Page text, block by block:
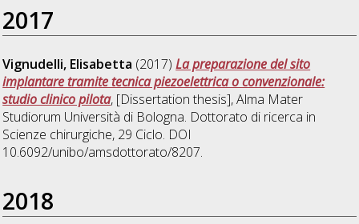
2017
Vignudelli, Elisabetta (2017)La preparazione del sito
implantare tramite tecnica piezoelettrica o convenzionale:
studio clinico pilota, [Dissertation thesis], Alma Mater
Studiorum Università di Bologna. Dottorato di ricerca in
Scienze chirurgiche, 29 Ciclo. DOI
10.6092/unibo/amsdottorato/8207.
2018